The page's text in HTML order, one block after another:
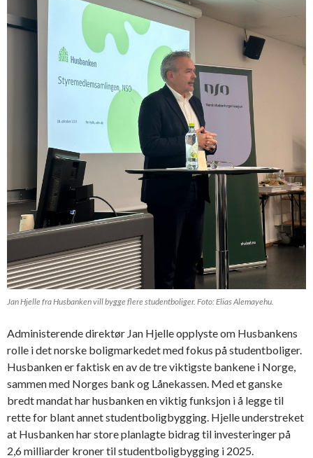
Jan Hjelle fra Husbanken vill bygge flere studentboliger. Foto: Elias Alemayehu.
Administerende direktør Jan Hjelle opplyste om Husbankens
rolle i det norske boligmarkedet med fokus på studentboliger.
Husbanken er faktisk en av de tre viktigste bankene i Norge,
sammen med Norges bank og Lånekassen. Med et ganske
bredt mandat har husbanken en viktig funksjon i å legge til
rette for blant annet studentboligbygging. Hjelle understreket
at Husbanken har store planlagte bidrag til investeringer på
2,6 milliarder kroner til studentboligbygging i 2025.